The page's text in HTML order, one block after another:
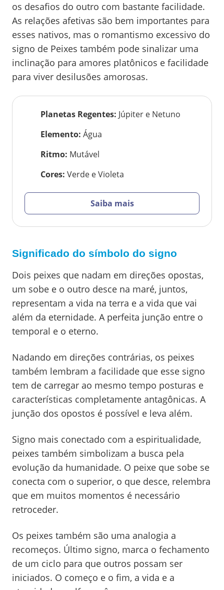
os desafios do outro com bastante facilidade.
As relações afetivas são bem importantes para
esses nativos, mas o romantismo excessivo do
signo de Peixes também pode sinalizar uma
inclinação para amores platônicos e facilidade
para viver desilusões amorosas.
Planetas Regentes: Júpiter e Netuno
Elemento: Água
Ritmo: Mutável
Cores: Verde e Violeta
Saiba mais
Significado do símbolo do signo
Dois peixes que nadam em direções opostas,
um sobe e o outro desce na maré, juntos,
representam a vida na terra e a vida que vai
além da eternidade. A perfeita junção entre o
temporal e o eterno.
Nadando em direções contrárias, os peixes
também lembram a facilidade que esse signo
tem de carregar ao mesmo tempo posturas e
características completamente antagônicas. A
junção dos opostos é possível e leva além.
Signo mais conectado com a espiritualidade,
peixes também simbolizam a busca pela
evolução da humanidade. O peixe que sobe se
conecta com o superior, o que desce, relembra
que em muitos momentos é necessário
retroceder.
Os peixes também são uma analogia a
recomeços. Último signo, marca o fechamento
de um ciclo para que outros possam ser
iniciados. O começo e o fim, a vida e a